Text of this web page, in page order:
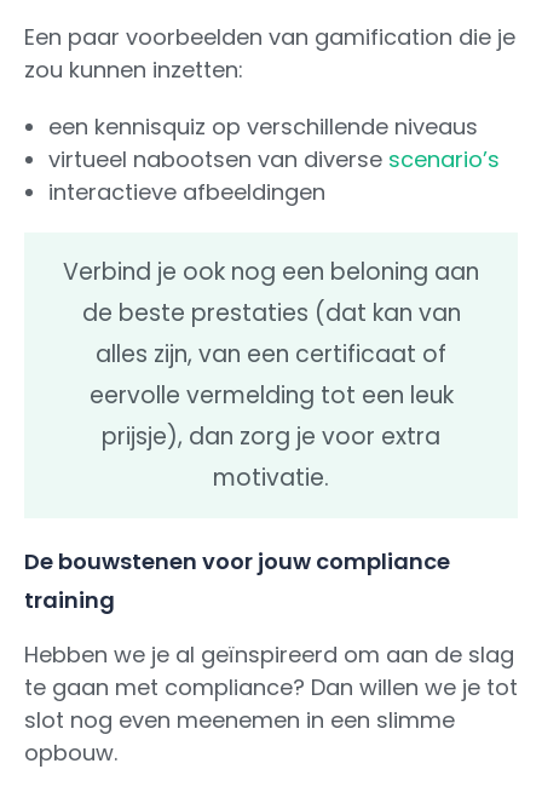
Een paar voorbeelden van gamification die je
zou kunnen inzetten:
een kennisquiz op verschillende niveaus
virtueel nabootsen van diverse scenario’s
interactieve afbeeldingen
Verbind je ook nog een beloning aan
de beste prestaties (dat kan van
alles zijn, van een certificaat of
eervolle vermelding tot een leuk
prijsje), dan zorg je voor extra
motivatie.
De bouwstenen voor jouw compliance
training
Hebben we je al geïnspireerd om aan de slag
te gaan met compliance? Dan willen we je tot
slot nog even meenemen in een slimme
opbouw.